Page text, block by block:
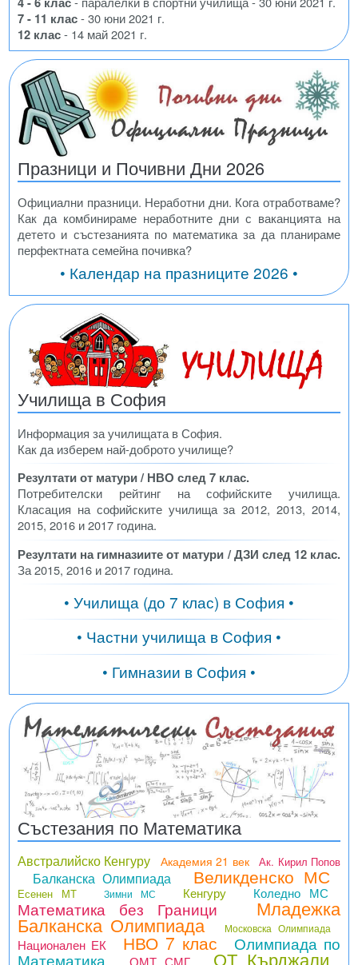
7 - 11 клас- 30 юни 2021 г.
12 клас- 14 май 2021 г.
Празници и Почивни Дни 2026
Официални празници. Неработни дни. Кога отработваме?
Как да комбинираме неработните дни с ваканцията на
детето и състезанията по математика за да планираме
перфектната семейна почивка?
• Календар на празниците 2026 •
Училища в София
Информация за училищата в София.
Как да изберем най-доброто училище?
Резултати от матури / НВО след 7 клас.
Потребителски рейтинг на софийските училища.
Класация на софийските училища за 2012, 2013, 2014,
2015, 2016 и 2017 година.
Резултати на гимназиите от матури / ДЗИ след 12 клас.
За 2015, 2016 и 2017 година.
• Училища (до 7 клас) в София •
• Частни училища в София •
• Гимназии в София •
Състезания по Математика
Австралийско Кенгуру Академия 21 век Ак. Кирил Попов
Балканска Олимпиада Великденско МС
Есенен МТ Зимни МС Кенгуру Коледно МС
Математика без Граници Младежка
Балканска Олимпиада Московска Олимпиада
Национален ЕК НВО 7 клас Олимпиада по
Математика ОМТ СМГ ОТ Кърджали